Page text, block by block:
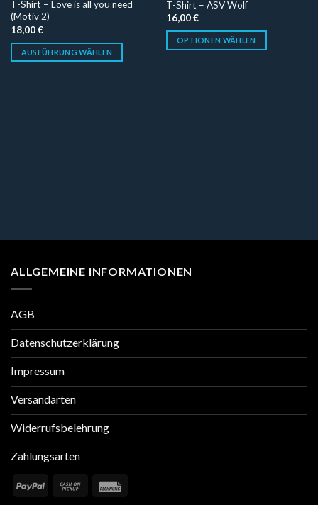
T-Shirt – Love is all you need
(Motiv 2)
18,00€
AUSFÜHRUNG WÄHLEN
T-Shirt – ASV Wolf
16,00€
OPTIONEN WÄHLEN
ALLGEMEINE INFORMATIONEN
AGB
Datenschutzerklärung
Impressum
Versandarten
Widerrufsbelehrung
Zahlungsarten